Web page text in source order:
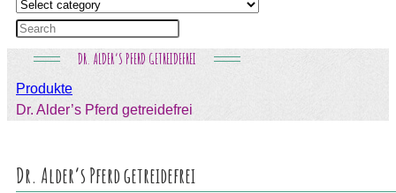
DR. ALDER’S PFERD GETREIDEFREI
Produkte
Dr. Alder’s Pferd getreidefrei
Dr. Alder’s Pferd getreidefrei